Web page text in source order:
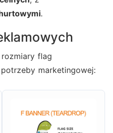
.
flag
marketingowej: